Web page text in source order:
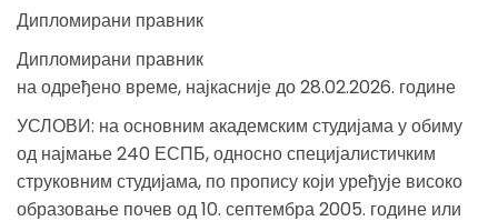
Дипломирани правник
Дипломирани правник
на одређено време, најкасније до 28.02.2026. године
УСЛОВИ: на основним академским студијама у обиму
од најмање 240 ЕСПБ, односно специјалистичким
струковним студијама, по пропису који уређује високо
образовање почев од 10. септембра 2005. године или